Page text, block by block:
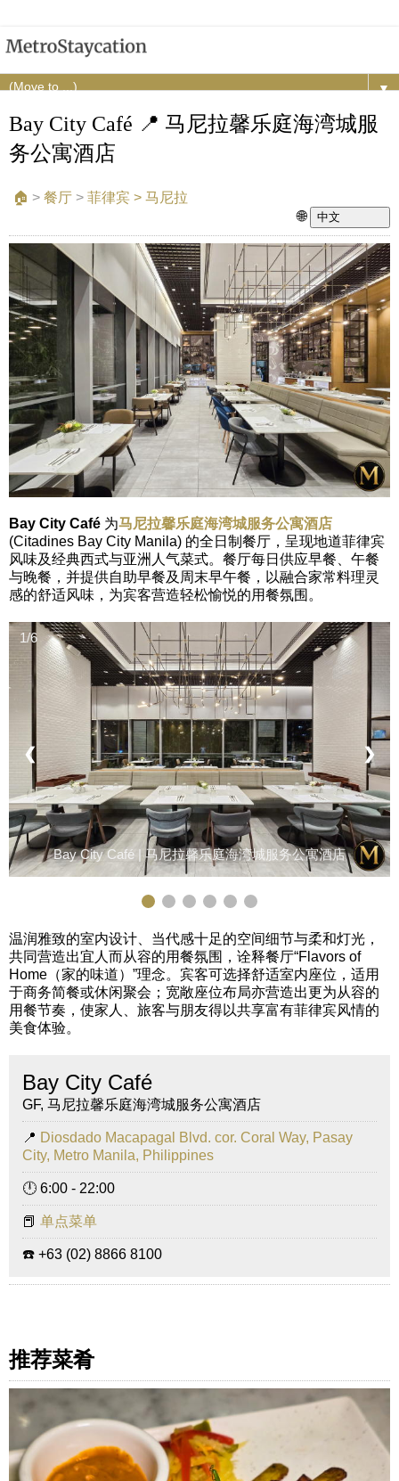
▼
Bay City Café 📍 马尼拉馨乐庭海湾城服
务公寓酒店
🏠︎ > 餐厅 > 菲律宾 > 马尼拉
🌐
中文
Bay City Café 为马尼拉馨乐庭海湾城服务公寓酒店
(Citadines Bay City Manila) 的全日制餐厅，呈现地道菲律宾
风味及经典西式与亚洲人气菜式。餐厅每日供应早餐、午餐
与晚餐，并提供自助早餐及周末早午餐，以融合家常料理灵
感的舒适风味，为宾客营造轻松愉悦的用餐氛围。
1/6
Bay City Café | 马尼拉馨乐庭海湾城服务公寓酒店
❮ ❯
温润雅致的室内设计、当代感十足的空间细节与柔和灯光，
共同营造出宜人而从容的用餐氛围，诠释餐厅“Flavors of
Home（家的味道）”理念。宾客可选择舒适室内座位，适用
于商务简餐或休闲聚会；宽敞座位布局亦营造出更为从容的
用餐节奏，使家人、旅客与朋友得以共享富有菲律宾风情的
美食体验。
Bay City Café
GF, 马尼拉馨乐庭海湾城服务公寓酒店
📍 Diosdado Macapagal Blvd. cor. Coral Way, Pasay
City, Metro Manila, Philippines
🕛 6:00 - 22:00
📕 单点菜单
☎️ +63 (02) 8866 8100
推荐菜肴